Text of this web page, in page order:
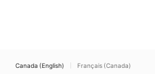
Canada (English) Français (Canada)